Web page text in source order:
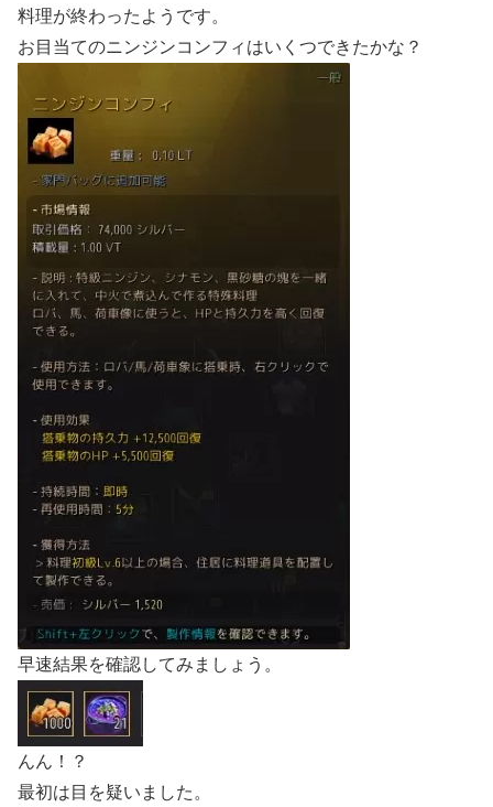
料理が終わったようです。
お目当てのニンジンコンフィはいくつできたかな？
早速結果を確認してみましょう。
んん！？
最初は目を疑いました。